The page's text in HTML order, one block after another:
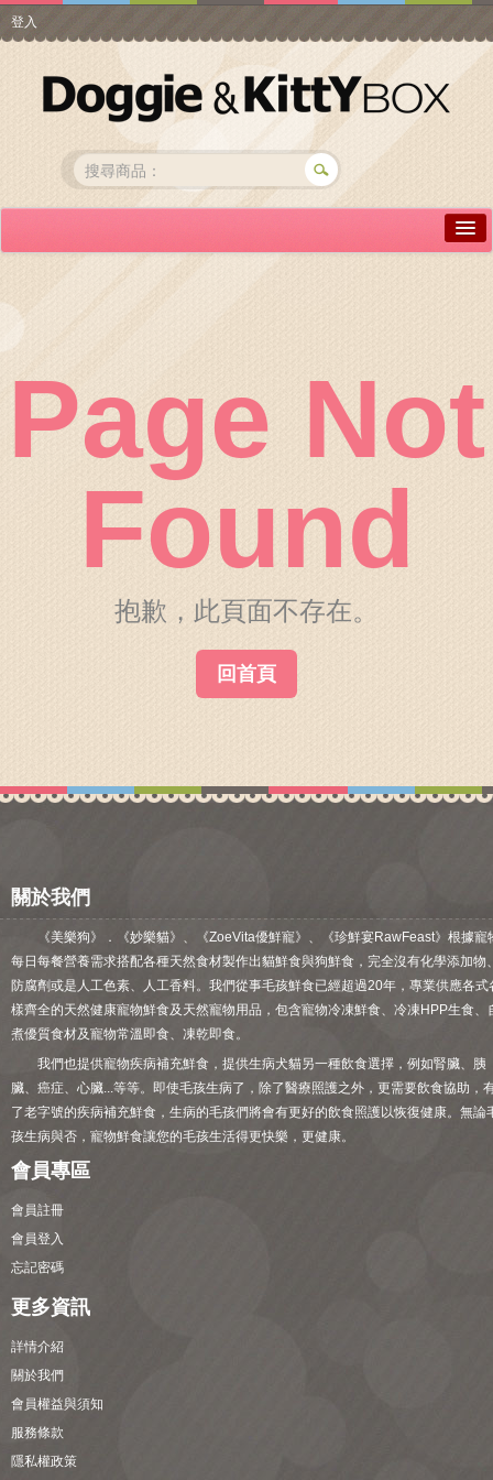
登入
常見問答
線上訂購
帳號專區
關於我們
毛孩健康之道
Page Not
Found
抱歉，此頁面不存在。
回首頁
關於我們
《美樂狗》．《妙樂貓》、《ZoeVita優鮮寵》、《珍鮮宴RawFeast》根據寵
每日每餐營養需求搭配各種天然食材製作出貓鮮食與狗鮮食，完全沒有化學添加物
防腐劑或是人工色素、人工香料。我們從事毛孩鮮食已經超過20年，專業供應各式
樣齊全的天然健康寵物鮮食及天然寵物用品，包含寵物冷凍鮮食、冷凍HPP生食、
煮優質食材及寵物常溫即食、凍乾即食。
我們也提供寵物疾病補充鮮食，提供生病犬貓另一種飲食選擇，例如腎臟、胰
臟、癌症、心臟...等等。即使毛孩生病了，除了醫療照護之外，更需要飲食協助，
了老字號的疾病補充鮮食，生病的毛孩們將會有更好的飲食照護以恢復健康。無論
孩生病與否，寵物鮮食讓您的毛孩生活得更快樂，更健康。
會員專區
會員註冊
會員登入
忘記密碼
更多資訊
詳情介紹
關於我們
會員權益與須知
服務條款
隱私權政策